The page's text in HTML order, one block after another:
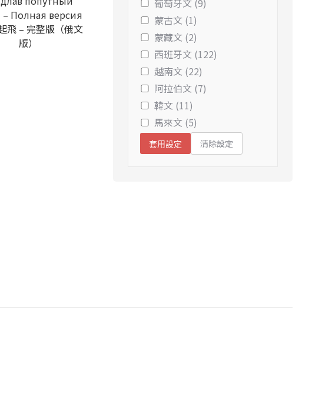
– Полная версия
飛 – 完整版（俄文
版）
葡萄牙文 (9)
蒙古文 (1)
蒙藏文 (2)
西班牙文 (122)
越南文 (22)
阿拉伯文 (7)
韓文 (11)
馬來文 (5)
套用設定 清除設定